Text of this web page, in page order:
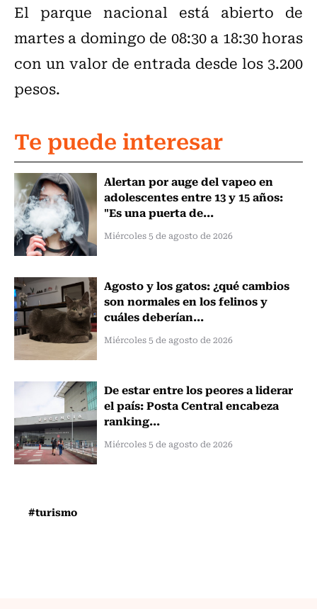
El parque nacional está abierto de
martes a domingo de 08:30 a 18:30 horas
con un valor de entrada desde los 3.200
pesos.
Te puede interesar
Alertan por auge del vapeo en
adolescentes entre 13 y 15 años:
"Es una puerta de...
Miércoles 5 de agosto de 2026
Agosto y los gatos: ¿qué cambios
son normales en los felinos y
cuáles deberían...
Miércoles 5 de agosto de 2026
De estar entre los peores a liderar
el país: Posta Central encabeza
ranking...
Miércoles 5 de agosto de 2026
#turismo